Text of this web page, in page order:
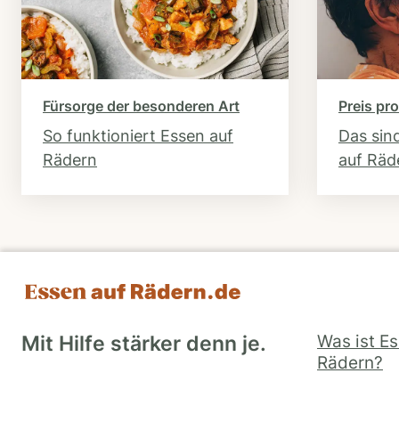
Fürsorge der besonderen Art
So funktioniert Essen auf
Rädern
Preis
Das
auf
Mit Hilfe stärker denn je.
Was ist
Rädern?